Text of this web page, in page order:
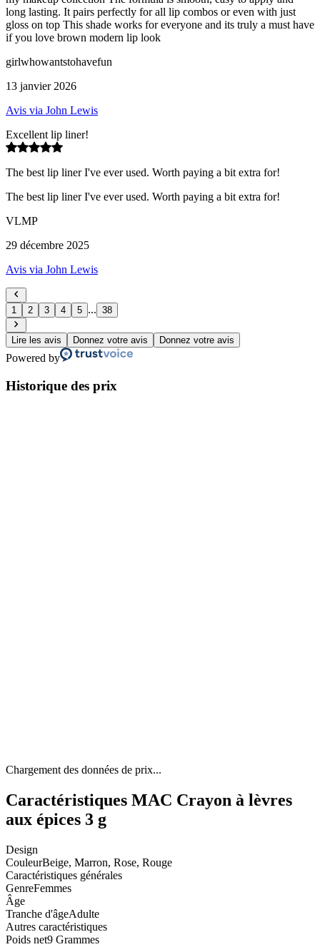
long lasting. It pairs perfectly for all lip combos or even with just
gloss on top This shade works for everyone and its truly a must have
if you love brown modern lip look
girlwhowantstohavefun
13 janvier 2026
Avis via John Lewis
Excellent lip liner!
The best lip liner I've ever used. Worth paying a bit extra for!
The best lip liner I've ever used. Worth paying a bit extra for!
VLMP
29 décembre 2025
Avis via John Lewis
1 2 3 4 5 ... 38
Lire les avis Donnez votre avis Donnez votre avis
Powered by
Historique des prix
Chargement des données de prix...
Caractéristiques MAC Crayon à lèvres
aux épices 3 g
Design
CouleurBeige, Marron, Rose, Rouge
Caractéristiques générales
GenreFemmes
Âge
Tranche d'âgeAdulte
Autres caractéristiques
Poids net9 Grammes